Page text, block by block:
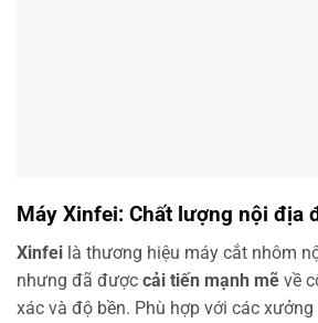
Máy Xinfei: Chất lượng nội địa
Xinfei là thương hiệu máy cắt nhôm
nhưng đã được cải tiến mạnh mẽ về
xác và độ bền. Phù hợp với các